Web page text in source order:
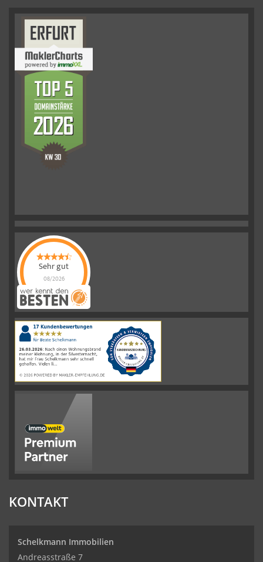
Sehr gut
08/2026
Schelkmann
Immobilienhat
|110Schelkmann
ImmobilienBewertungen
auf
werkenntdenBESTEN.de
KONTAKT
Schelkmann Immobilien
Andreasstraße 7